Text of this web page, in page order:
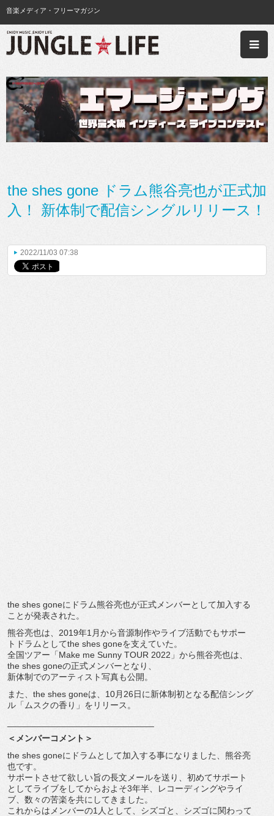
音楽メディア・フリーマガジン
the shes gone ドラム熊谷亮也が正式加
入！ 新体制で配信シングルリリース！
2022/11/03 07:38
the shes goneにドラム熊谷亮也が正式メンバーとして加入する
ことが発表された。
熊谷亮也は、 2019年1月から音源制作やライブ活動でもサポー
トドラムとしてthe shes goneを支えていた。
全国ツアー「Make me Sunny TOUR 2022」から熊谷亮也は、
the shes goneの正式メンバーとなり、
新体制でのアーティスト写真も公開。
また、the shes goneは、10月26日に新体制初となる配信シング
ル「 ムスクの香り」をリリース。
＜メンバーコメント＞
the shes goneにドラムとして加入する事になりました、熊谷亮
也です。
サポートさせて欲しい旨の長文メールを送り、 初めてサポート
としてライブをしてからおよそ3年半、
レコーディングやライ
ブ、数々の苦楽を共にしてきました。
これからはメンバーの1人として、シズゴと、 シズゴに関わって